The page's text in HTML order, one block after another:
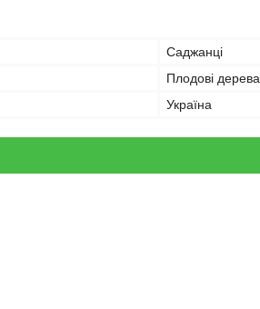
Саджанці
Плодові дерева
Україна